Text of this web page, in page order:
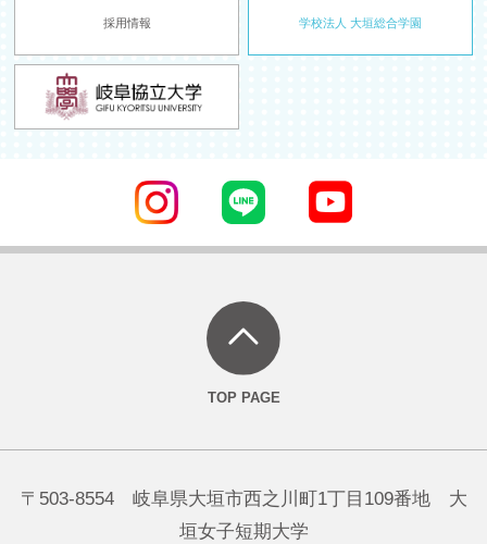
採用情報 学校法人 大垣総合学園
〒503-8554 岐阜県大垣市西之川町1丁目109番地 大
垣女子短期大学